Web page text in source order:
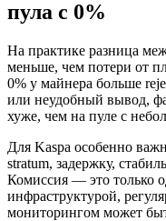
пула с 0%
На практике разница
меньше, чем потери от
0% у майнера больше
или неудобный вывод,
хуже, чем на пуле с
Для Kaspa особенно
stratum, задержку,
Комиссия — это только
инфраструктурой,
мониторингом может